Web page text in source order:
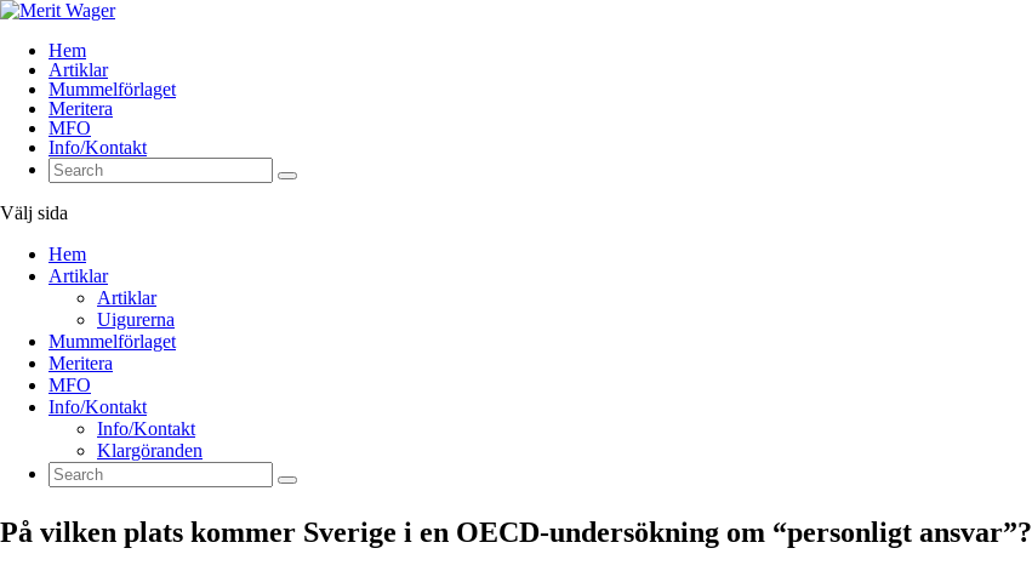
Hem
Artiklar
Mummelförlaget
Meritera
MFO
Info/Kontakt
Välj sida
Hem
Artiklar
Artiklar
Uigurerna
Mummelförlaget
Meritera
MFO
Info/Kontakt
Info/Kontakt
Klargöranden
På vilken plats kommer Sverige i en OECD-undersökning om “personligt ansvar”?